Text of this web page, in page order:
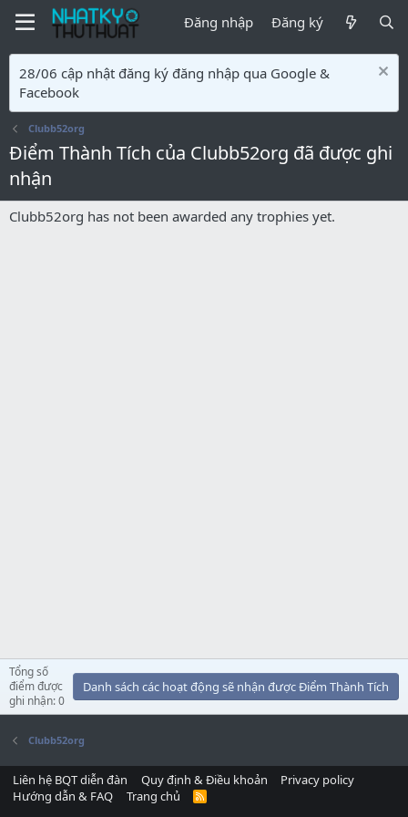
Đăng nhập Đăng ký
28/06 cập nhật đăng ký đăng nhập qua Google &
Facebook
Clubb52org
Điểm Thành Tích của Clubb52org đã được ghi
nhận
Clubb52org has not been awarded any trophies yet.
Tổng số
điểm được
ghi nhận: 0
Danh sách các hoạt động sẽ nhận được Điểm Thành Tích
Clubb52org
Liên hệ BQT diễn đàn Quy định & Điều khoản
Privacy policy
Hướng dẫn & FAQ
Trang chủ
R